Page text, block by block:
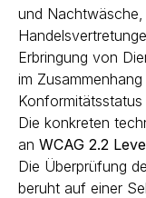
und
Erbringung von
im
Konformitätsstatus
Die konkreten
an WCAG 2.2
Die Überprüfung
beruht auf einer